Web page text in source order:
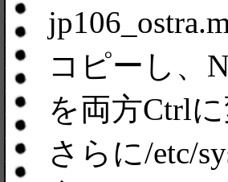
コピーし、
を両方Ctrlに
さらに/etc/